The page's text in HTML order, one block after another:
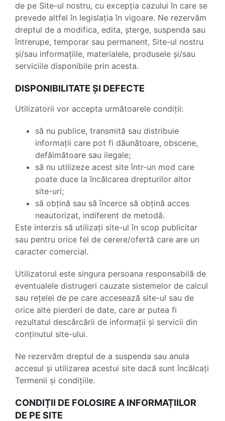
de pe Site-ul nostru, cu excepția cazului în care se
prevede altfel în legislația în vigoare. Ne rezervăm
dreptul de a modifica, edita, șterge, suspenda sau
întrerupe, temporar sau permanent, Site-ul nostru
și/sau informațiile, materialele, produsele și/sau
serviciile disponibile prin acesta.
DISPONIBILITATE ȘI DEFECTE
Utilizatorii vor accepta următoarele condiții:
să nu publice, transmită sau distribuie
informații care pot fi dăunătoare, obscene,
defăimătoare sau ilegale;
să nu utilizeze acest site într-un mod care
poate duce la încălcarea drepturilor altor
site-uri;
să obțină sau să încerce să obțină acces
neautorizat, indiferent de metodă.
Este interzis să utilizați site-ul în scop publicitar
sau pentru orice fel de cerere/ofertă care are un
caracter comercial.
Utilizatorul este singura persoana responsabilă de
eventualele distrugeri cauzate sistemelor de calcul
sau rețelei de pe care accesează site-ul sau de
orice alte pierderi de date, care ar putea fi
rezultatul descărcării de informații și servicii din
conținutul site-ului.
Ne rezervăm dreptul de a suspenda sau anula
accesul și utilizarea acestui site dacă sunt încălcați
Termenii și condițiile.
CONDIȚII DE FOLOSIRE A INFORMAȚIILOR
DE PE SITE